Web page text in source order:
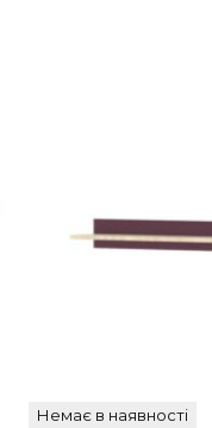
Немає в наявності